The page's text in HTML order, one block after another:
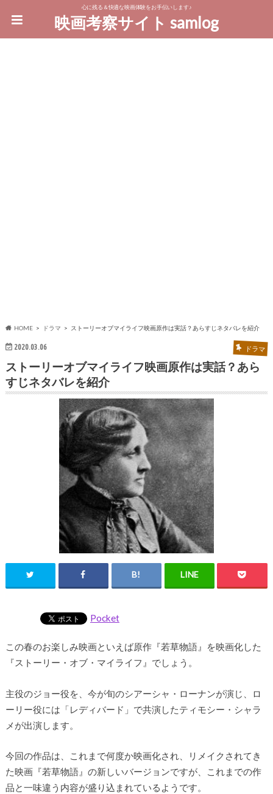
心に残る＆快適な映画体験をお手伝いします♪
映画考察サイト samlog
HOME ドラマ ストーリーオブマイライフ映画原作は実話？あらすじネタバレを紹介
2020.03.06 ドラマ
ストーリーオブマイライフ映画原作は実話？あら
すじネタバレを紹介
Pocket
この春のお楽しみ映画といえば原作『若草物語』を映画化した
『ストーリー・オブ・マイライフ』でしょう。
主役のジョー役を、今が旬のシアーシャ・ローナンが演じ、ロ
ーリー役には「レディバード」で共演したティモシー・シャラ
メが出演します。
今回の作品は、これまで何度か映画化され、リメイクされてき
た映画『若草物語』の新しいバージョンですが、これまでの作
品と一味違う内容が盛り込まれているようです。